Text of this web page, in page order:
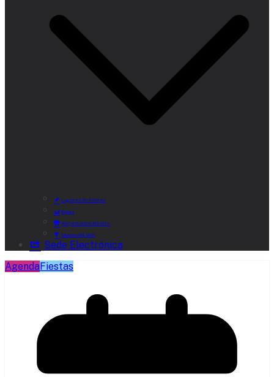
Lugares de Interés
Rutas
Alojamientos Rurales
Museo del Vino
Sede Electrónica
AgendaFiestas